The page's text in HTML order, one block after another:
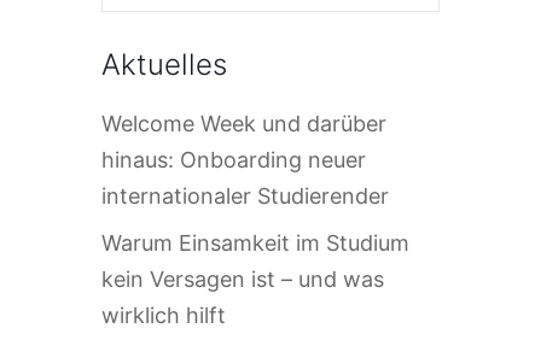
Aktuelles
Welcome Week und darüber
hinaus: Onboarding neuer
internationaler Studierender
Warum Einsamkeit im Studium
kein Versagen ist – und was
wirklich hilft